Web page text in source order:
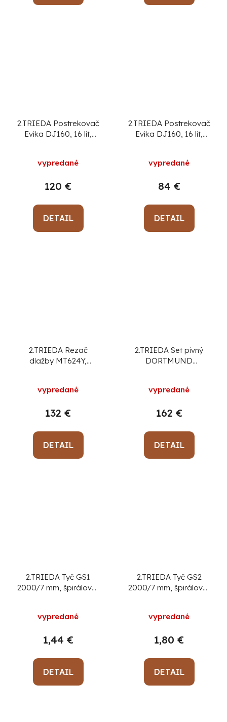
2.TRIEDA Postrekovač
Evika DJ160, 16 lit,
chrbát
vypredané
120 €
DETAIL
2.TRIEDA Postrekovač
Evika DJ160, 16 lit,
chrbát
vypredané
84 €
DETAIL
2.TRIEDA Rezač
dlažby MT624Y,
vypredané
132 €
DETAIL
2.TRIEDA Set pivný
DORTMUND
lavica 200x25x47 cm,
vypredané
162 €
DETAIL
2.TRIEDA Tyč GS1
2000/7 mm, špirálová,
paradajkám
vypredané
1,44 €
DETAIL
2.TRIEDA Tyč GS2
2000/7 mm, špirálová,
paradajkám
vypredané
1,80 €
DETAIL